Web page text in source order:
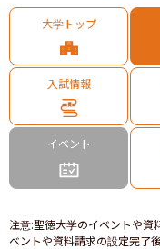
大学トップ
入試情報
イベント
注意:聖徳大学のイベントや資
ベントや資料請求の設定完了